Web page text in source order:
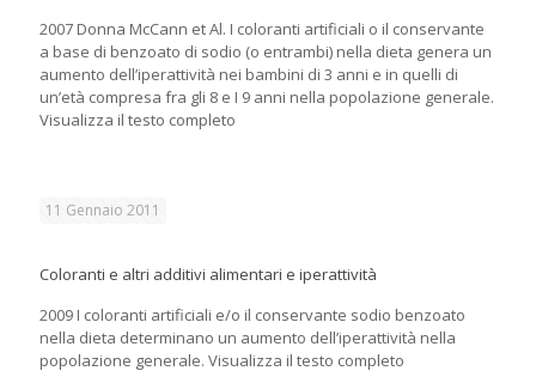
2007 Donna McCann et Al. I coloranti artificiali o il conservante
a base di benzoato di sodio (o entrambi) nella dieta genera un
aumento dell’iperattività nei bambini di 3 anni e in quelli di
un’età compresa fra gli 8 e I 9 anni nella popolazione generale.
Visualizza il testo completo
11 Gennaio 2011
Coloranti e altri additivi alimentari e iperattività
2009 I coloranti artificiali e/o il conservante sodio benzoato
nella dieta determinano un aumento dell’iperattività nella
popolazione generale. Visualizza il testo completo